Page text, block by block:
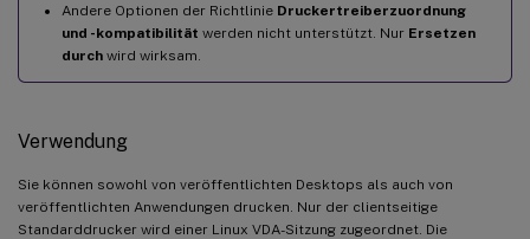
Andere Optionen der Richtlinie Druckertreiberzuordnung
und -kompatibilität werden nicht unterstützt. Nur Ersetzen
durch wird wirksam.
Verwendung
Sie können sowohl von veröffentlichten Desktops als auch von
veröffentlichten Anwendungen drucken. Nur der clientseitige
Standarddrucker wird einer Linux VDA-Sitzung zugeordnet. Die